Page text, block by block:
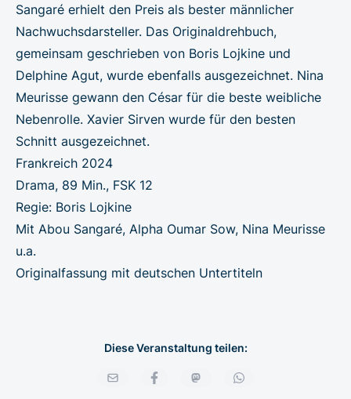
Sangaré erhielt den Preis als bester männlicher
Nachwuchsdarsteller. Das Originaldrehbuch,
gemeinsam geschrieben von Boris Lojkine und
Delphine Agut, wurde ebenfalls ausgezeichnet. Nina
Meurisse gewann den César für die beste weibliche
Nebenrolle. Xavier Sirven wurde für den besten
Schnitt ausgezeichnet.
Frankreich 2024
Drama, 89 Min., FSK 12
Regie: Boris Lojkine
Mit Abou Sangaré, Alpha Oumar Sow, Nina Meurisse
u.a.
Originalfassung mit deutschen Untertiteln
Diese Veranstaltung teilen: